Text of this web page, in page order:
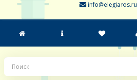
info@elegiaros.ru